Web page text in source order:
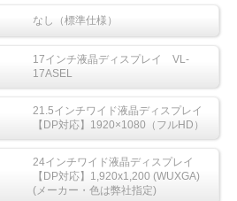
なし（標準仕様）
17インチ液晶ディスプレイ VL-
17ASEL
21.5インチワイド液晶ディスプレイ
【DP対応】1920×1080（フルHD）
24インチワイド液晶ディスプレイ
【DP対応】1,920x1,200 (WUXGA)
(メーカー・色は弊社指定)